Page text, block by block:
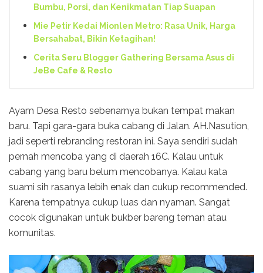
Bumbu, Porsi, dan Kenikmatan Tiap Suapan
Mie Petir Kedai Mionlen Metro: Rasa Unik, Harga
Bersahabat, Bikin Ketagihan!
Cerita Seru Blogger Gathering Bersama Asus di
JeBe Cafe & Resto
Ayam Desa Resto sebenarnya bukan tempat makan
baru. Tapi gara-gara buka cabang di Jalan. AH.Nasution,
jadi seperti rebranding restoran ini. Saya sendiri sudah
pernah mencoba yang di daerah 16C. Kalau untuk
cabang yang baru belum mencobanya. Kalau kata
suami sih rasanya lebih enak dan cukup recommended.
Karena tempatnya cukup luas dan nyaman. Sangat
cocok digunakan untuk bukber bareng teman atau
komunitas.